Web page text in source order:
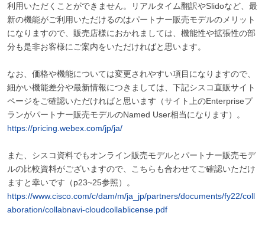
利用いただくことができません。リアルタイム翻訳やSlidoなど、最
新の機能がご利用いただけるのはパートナー販売モデルのメリット
になりますので、販売店様におかれましては、機能性や拡張性の部
分も是非お客様にご案内をいただければと思います。
なお、価格や機能については変更されやすい項目になりますので、
細かい機能差分や最新情報につきましては、下記シスコ直販サイト
ページをご確認いただければと思います（サイト上のEnterpriseプ
ランがパートナー販売モデルのNamed User相当になります）。
https://pricing.webex.com/jp/ja/
また、シスコ資料でもオンライン販売モデルとパートナー販売モデ
ルの比較資料がございますので、こちらも合わせてご確認いただけ
ますと幸いです（p23~25参照）。
https://www.cisco.com/c/dam/m/ja_jp/partners/documents/fy22/coll
aboration/collabnavi-cloudcollablicense.pdf